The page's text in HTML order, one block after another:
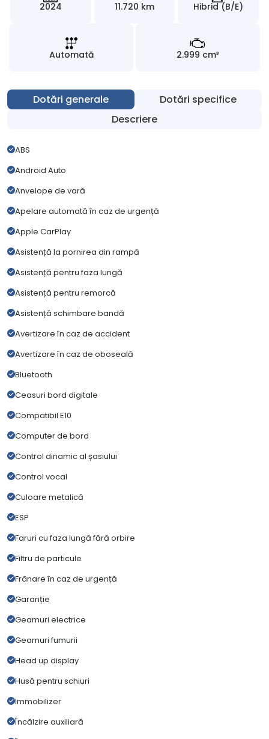
2024 11.720 km Hibrid (B/E)
Automată 2.999 cm³
Dotări generale
Dotări specifice
Descriere
ABS
Android Auto
Anvelope de vară
Apelare automată în caz de urgență
Apple CarPlay
Asistență la pornirea din rampă
Asistență pentru faza lungă
Asistență pentru remorcă
Asistență schimbare bandă
Avertizare în caz de accident
Avertizare în caz de oboseală
Bluetooth
Ceasuri bord digitale
Compatibil E10
Computer de bord
Control dinamic al șasiului
Control vocal
Culoare metalică
ESP
Faruri cu faza lungă fără orbire
Filtru de particule
Frânare în caz de urgență
Garanție
Geamuri electrice
Geamuri fumurii
Head up display
Husă pentru schiuri
Immobilizer
Încălzire auxiliară